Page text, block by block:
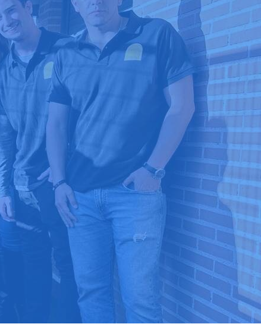
VALLE
entorno limpio y
03 52 24